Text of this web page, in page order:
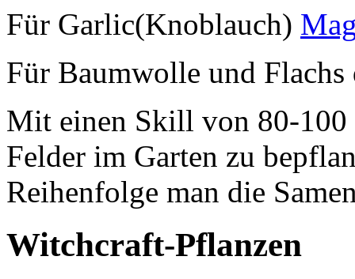
Für Garlic(Knoblauch)
Für Baumwolle und
Mit einen Skill von 80-
Felder im Garten zu
Reihenfolge man die
Witchcraft-Pflanzen